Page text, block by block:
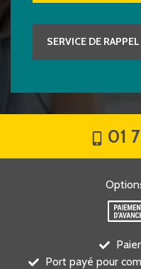
SERVICE DE RAPPEL
01
Port payé pour